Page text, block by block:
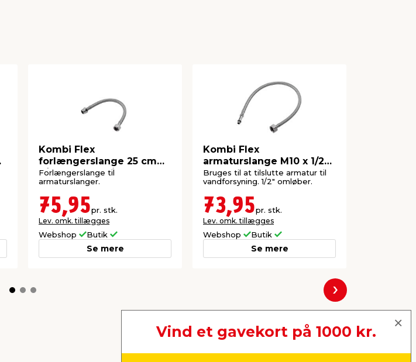
Kombi Flex
forlængerslange 25 cm
3/8" nippel x 3/8"
Forlængerslange til
armaturslanger.
75,95pr. stk.
Lev. omk. tillægges
Webshop Butik
Se mere
Kombi Flex
armaturslange M10 x 1/2”
50 cm
Bruges til at tilslutte armatur til
vandforsyning. 1/2" omløber.
73,95pr. stk.
Lev. omk. tillægges
Webshop Butik
Se mere
Næste
Vind et gavekort på 1000 kr.